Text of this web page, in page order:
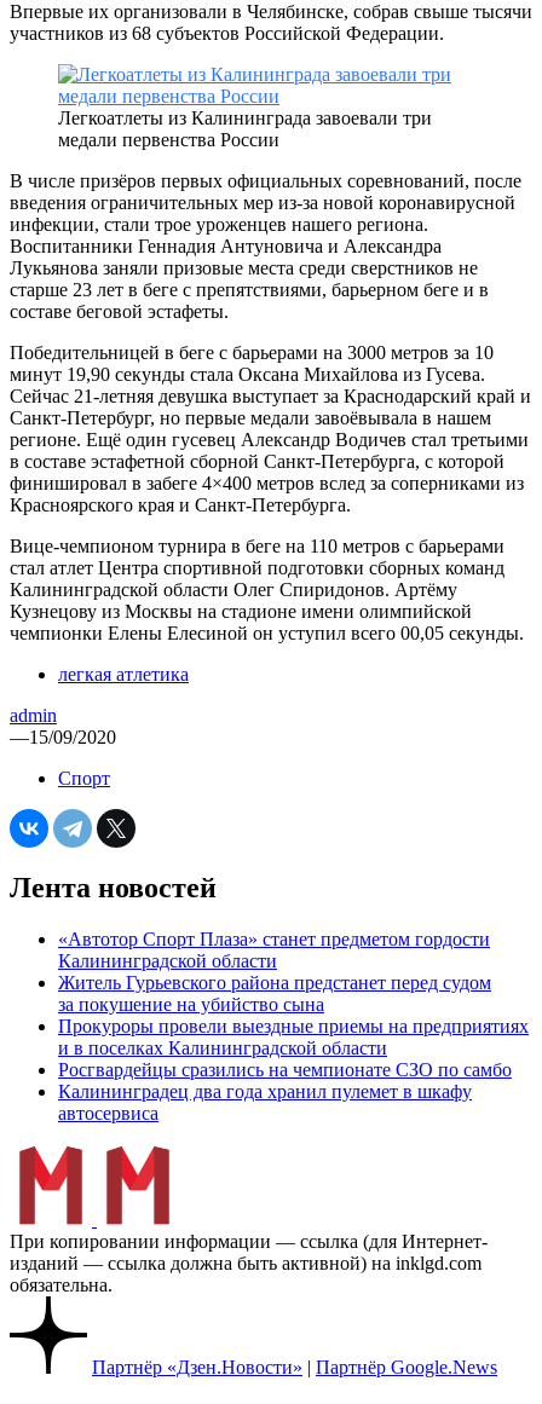
Впервые их организовали в Челябинске, собрав свыше тысячи
участников из 68 субъектов Российской Федерации.
Легкоатлеты из Калининграда завоевали три
медали первенства России
В числе призёров первых официальных соревнований, после
введения ограничительных мер из-за новой коронавирусной
инфекции, стали трое уроженцев нашего региона.
Воспитанники Геннадия Антуновича и Александра
Лукьянова заняли призовые места среди сверстников не
старше 23 лет в беге с препятствиями, барьерном беге и в
составе беговой эстафеты.
Победительницей в беге с барьерами на 3000 метров за 10
минут 19,90 секунды стала Оксана Михайлова из Гусева.
Сейчас 21-летняя девушка выступает за Краснодарский край и
Санкт-Петербург, но первые медали завоёвывала в нашем
регионе. Ещё один гусевец Александр Водичев стал третьими
в составе эстафетной сборной Санкт-Петербурга, с которой
финишировал в забеге 4×400 метров вслед за соперниками из
Красноярского края и Санкт-Петербурга.
Вице-чемпионом турнира в беге на 110 метров с барьерами
стал атлет Центра спортивной подготовки сборных команд
Калининградской области Олег Спиридонов. Артёму
Кузнецову из Москвы на стадионе имени олимпийской
чемпионки Елены Елесиной он уступил всего 00,05 секунды.
легкая атлетика
admin
—15/09/2020
Спорт
Лента новостей
«Автотор Спорт Плаза» станет предметом гордости
Калининградской области
Житель Гурьевского района предстанет перед судом
за покушение на убийство сына
Прокуроры провели выездные приемы на предприятиях
и в поселках Калининградской области
Росгвардейцы сразились на чемпионате СЗО по самбо
Калининградец два года хранил пулемет в шкафу
автосервиса
При копировании информации — ссылка (для Интернет-
изданий — ссылка должна быть активной) на inklgd.com
обязательна.
Партнёр «Дзен.Новости» | Партнёр Google.News